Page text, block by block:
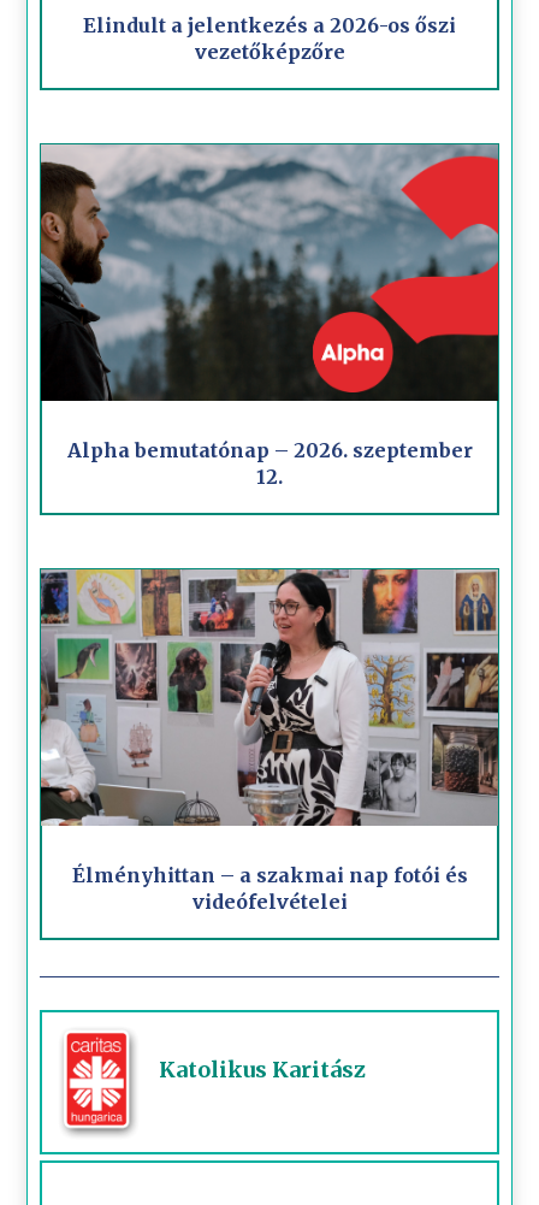
Elindult a jelentkezés a 2026-os őszi
vezetőképzőre
Alpha bemutatónap – 2026. szeptember
12.
Élményhittan – a szakmai nap fotói és
videófelvételei
Katolikus Karitász